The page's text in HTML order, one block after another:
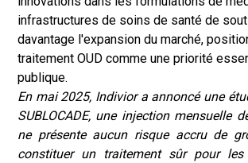
infrastructures de soins de santé de
davantage l'expansion du marché,
traitement OUD comme une priorité
publique.
En mai 2025, Indivior a annoncé une
SUBLOCADE, une injection mensuelle
ne présente aucun risque accru de
constituer un traitement sûr pour